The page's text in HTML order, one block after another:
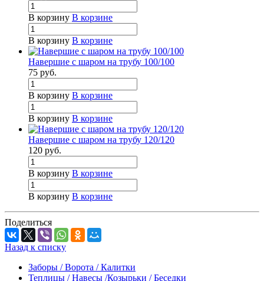
В корзину В корзине
В корзину В корзине
Навершие с шаром на трубу 100/100
75 руб.
В корзину В корзине
В корзину В корзине
Навершие с шаром на трубу 120/120
120 руб.
В корзину В корзине
В корзину В корзине
Поделиться
Назад к списку
Заборы / Ворота / Калитки
Теплицы / Навесы /Козырьки / Беседки